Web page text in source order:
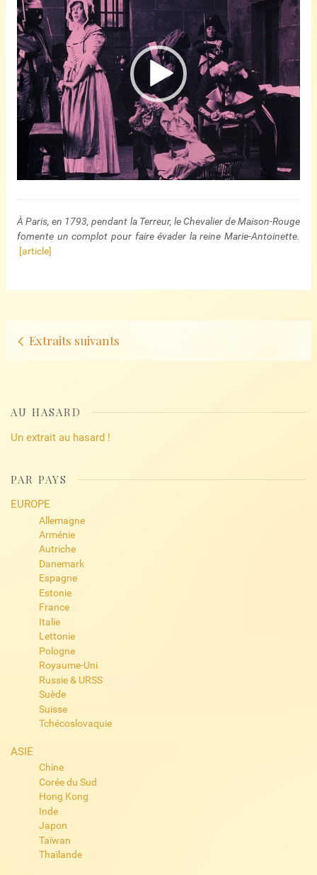
À Paris, en 1793, pendant la Terreur, le Chevalier de Maison-Rouge
fomente un complot pour faire évader la reine Marie-Antoinette.
[article]
Navigation
Extraits suivants
AU HASARD
Un extrait au hasard !
PAR PAYS
EUROPE
Allemagne
Arménie
Autriche
Danemark
Espagne
Estonie
France
Italie
Lettonie
Pologne
Royaume-Uni
Russie & URSS
Suède
Suisse
Tchécoslovaquie
ASIE
Chine
Corée du Sud
Hong Kong
Inde
Japon
Taïwan
Thaïlande